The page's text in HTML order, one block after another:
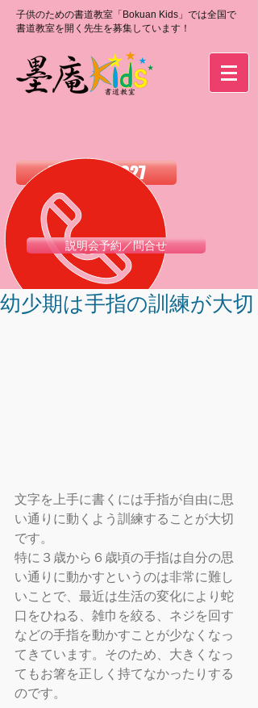
子供のための書道教室「Bokuan Kids」では全国で
書道教室を開く先生を募集しています！
0120-988-027
説明会予約／問合せ
幼少期は手指の訓練が大切
文字を上手に書くには手指が自由に思
い通りに動くよう訓練することが大切
です。
特に３歳から６歳頃の手指は自分の思
い通りに動かすというのは非常に難し
いことで、最近は生活の変化により蛇
口をひねる、雑巾を絞る、ネジを回す
などの手指を動かすことが少なくなっ
てきています。そのため、大きくなっ
てもお箸を正しく持てなかったりする
のです。